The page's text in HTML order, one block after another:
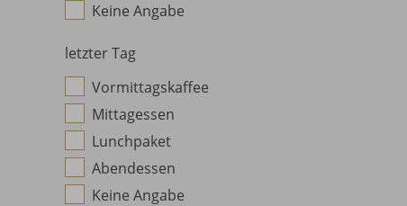
Keine Angabe
letzter Tag
Vormittagskaffee
Mittagessen
Lunchpaket
Abendessen
Keine Angabe